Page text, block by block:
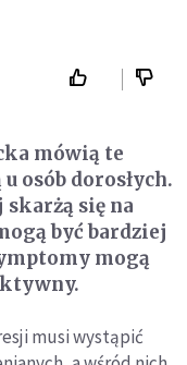
mówią te
osób dorosłych.
skarżą się na
być bardziej
mogą
musi wystąpić